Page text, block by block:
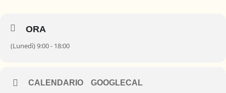
ORA
(Lunedì) 9:00 - 18:00
CALENDARIO GOOGLECAL